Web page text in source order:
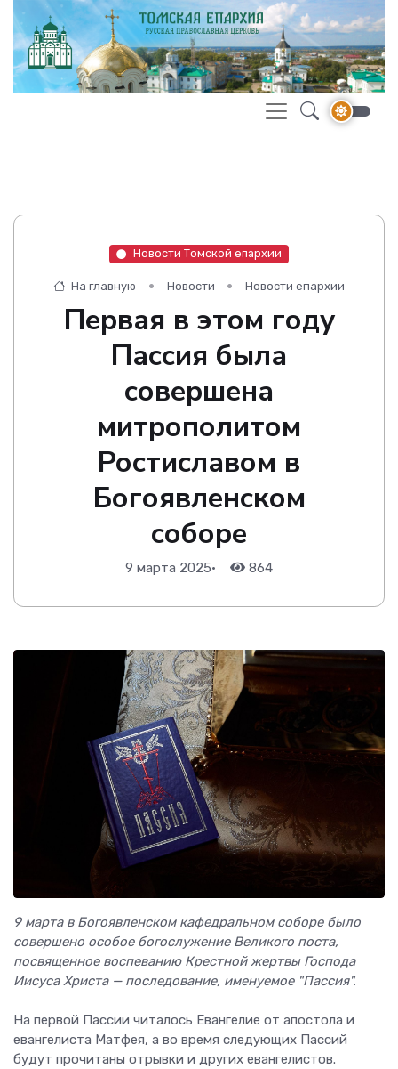
Новости Томской епархии
На главную Новости Новости епархии
Первая в этом году
Пассия была
совершена
митрополитом
Ростиславом в
Богоявленском
соборе
9 марта 2025• 864
9 марта в Богоявленском кафедральном соборе было
совершено особое богослужение Великого поста,
посвященное воспеванию Крестной жертвы Господа
Иисуса Христа — последование, именуемое "Пассия".
На первой Пассии читалось Евангелие от апостола и
евангелиста Матфея, а во время следующих Пассий
будут прочитаны отрывки и других евангелистов.